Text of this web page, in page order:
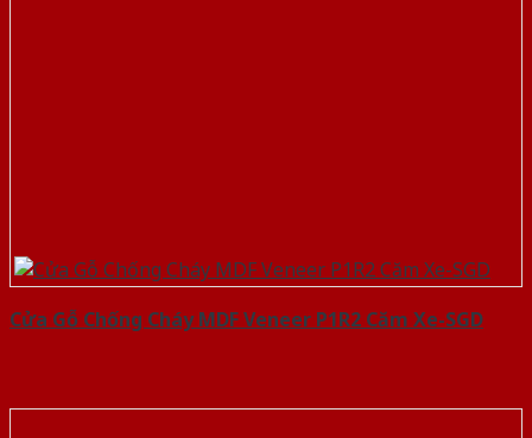
Cửa Gỗ Chống Cháy MDF Veneer P1R2 Căm Xe-SGD